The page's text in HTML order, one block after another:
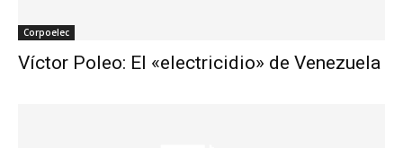
Corpoelec
Víctor Poleo: El «electricidio» de Venezuela